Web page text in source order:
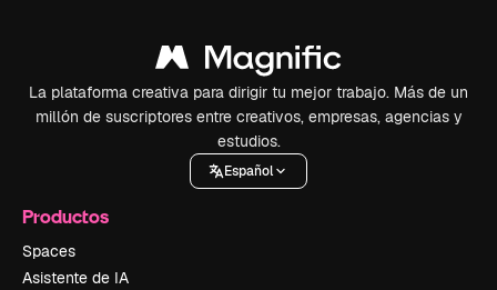
La plataforma creativa para dirigir tu mejor trabajo. Más de un
millón de suscriptores entre creativos, empresas, agencias y
estudios.
Español
Productos
Spaces
Asistente de IA